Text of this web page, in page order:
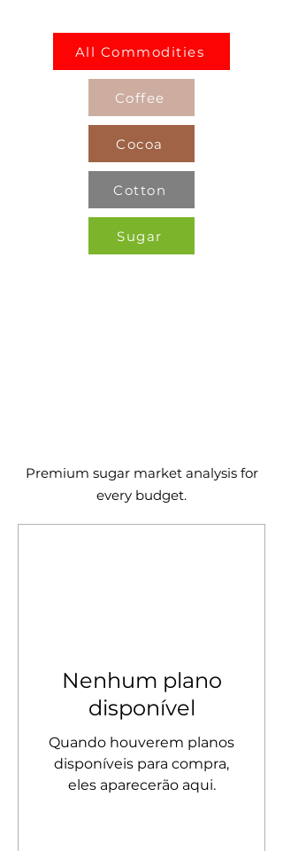
All Commodities
Coffee
Cocoa
Cotton
Sugar
Premium sugar market analysis for
every budget.
Nenhum plano
disponível
Quando houverem planos
disponíveis para compra,
eles aparecerão aqui.